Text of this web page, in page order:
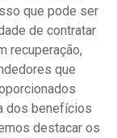
que pode ser
de contratar
recuperação,
que
dos benefícios
destacar os